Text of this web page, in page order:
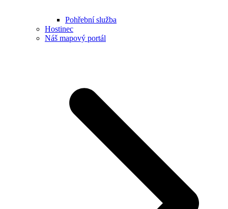
Pohřební služba
Hostinec
Náš mapový portál